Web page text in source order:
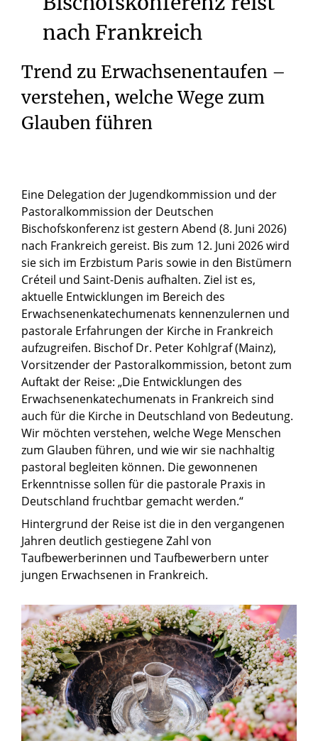
nach Frankreich
Trend zu Erwachsenentaufen –
verstehen, welche Wege zum
Glauben führen
Eine Delegation der Jugendkommission und der
Pastoralkommission der Deutschen
Bischofskonferenz ist gestern Abend (8. Juni 2026)
nach Frankreich gereist. Bis zum 12. Juni 2026 wird
sie sich im Erzbistum Paris sowie in den Bistümern
Créteil und Saint-Denis aufhalten. Ziel ist es,
aktuelle Entwicklungen im Bereich des
Erwachsenenkatechumenats kennenzulernen und
pastorale Erfahrungen der Kirche in Frankreich
aufzugreifen. Bischof Dr. Peter Kohlgraf (Mainz),
Vorsitzender der Pastoralkommission, betont zum
Auftakt der Reise: „Die Entwicklungen des
Erwachsenenkatechumenats in Frankreich sind
auch für die Kirche in Deutschland von Bedeutung.
Wir möchten verstehen, welche Wege Menschen
zum Glauben führen, und wie wir sie nachhaltig
pastoral begleiten können. Die gewonnenen
Erkenntnisse sollen für die pastorale Praxis in
Deutschland fruchtbar gemacht werden.“
Hintergrund der Reise ist die in den vergangenen
Jahren deutlich gestiegene Zahl von
Taufbewerberinnen und Taufbewerbern unter
jungen Erwachsenen in Frankreich.